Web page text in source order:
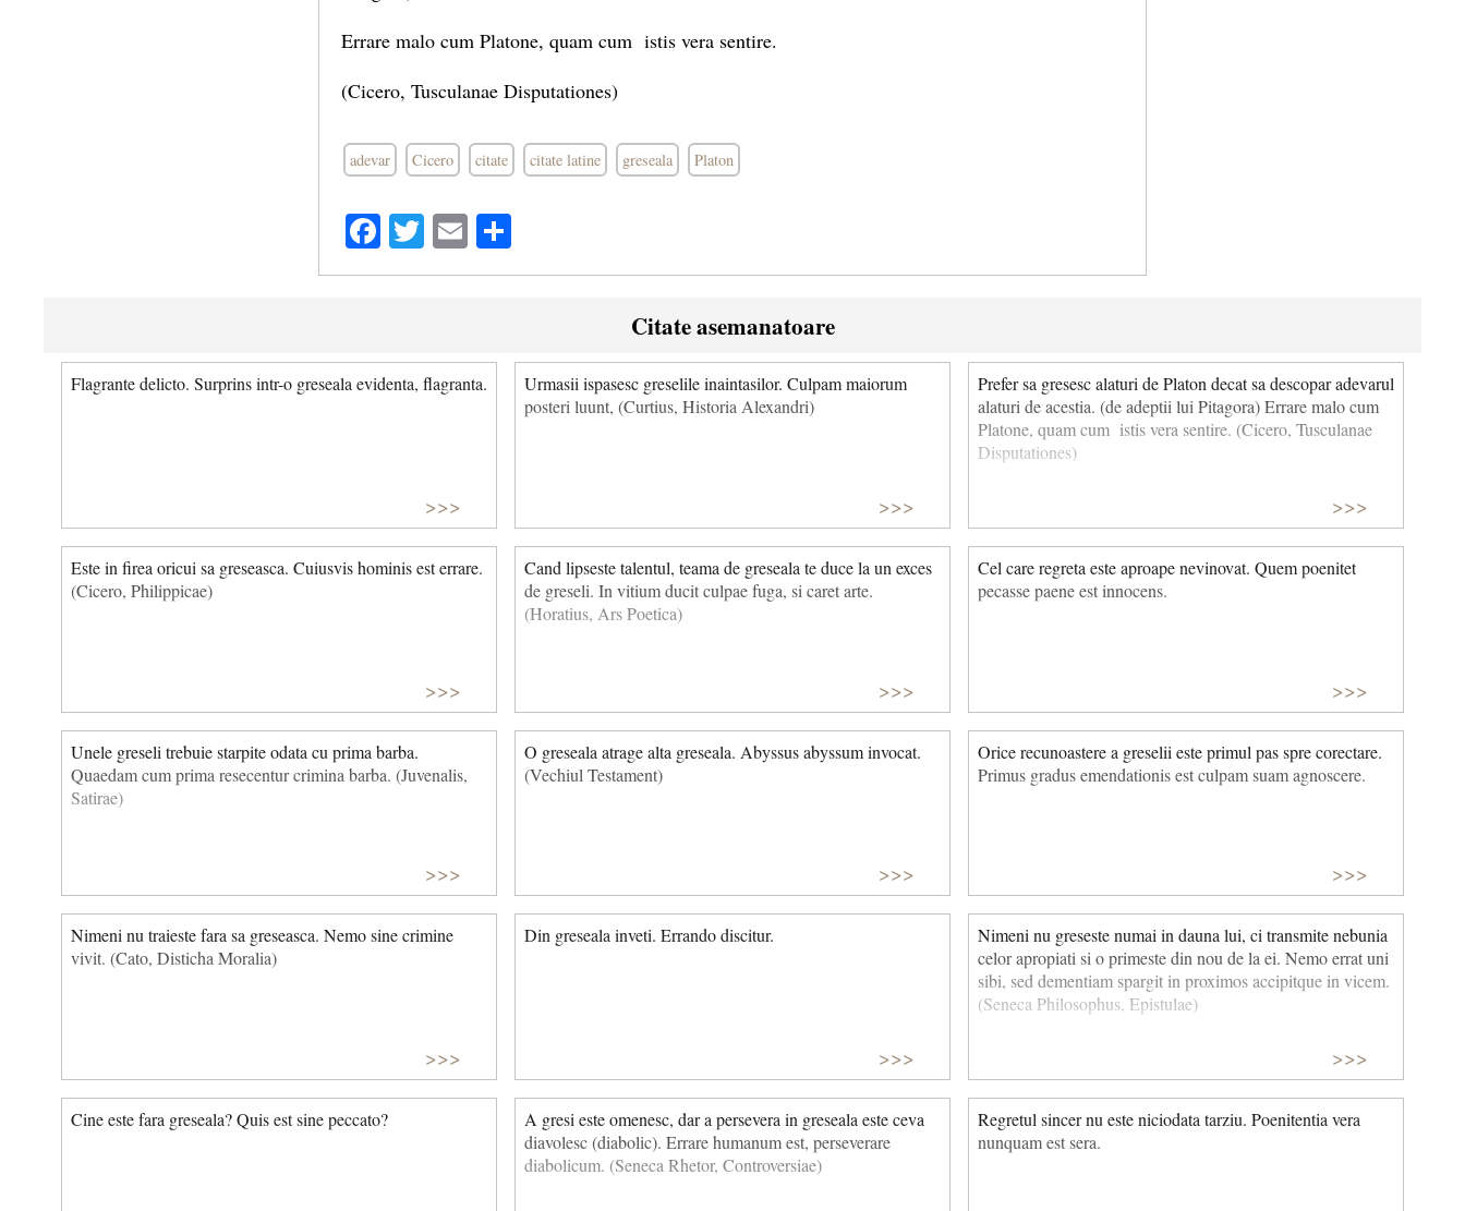
Errare malo cum Platone, quam cum istis vera sentire.
(Cicero, Tusculanae Disputationes)
adevar Cicero citate citate latine greseala Platon
Facebook
Twitter
Email
Citate asemanatoare
Flagrante delicto. Surprins intr-o greseala evidenta, flagranta.
>>>
Urmasii ispasesc greselile inaintasilor. Culpam maiorum
posteri luunt, (Curtius, Historia Alexandri)
>>>
Prefer sa gresesc alaturi de Platon decat sa descopar adevarul
alaturi de acestia. (de adeptii lui Pitagora) Errare malo cum
Platone, quam cum istis vera sentire. (Cicero, Tusculanae
Disputationes)
>>>
Este in firea oricui sa greseasca. Cuiusvis hominis est errare.
(Cicero, Philippicae)
>>>
Cand lipseste talentul, teama de greseala te duce la un exces
de greseli. In vitium ducit culpae fuga, si caret arte.
(Horatius, Ars Poetica)
>>>
Cel care regreta este aproape nevinovat. Quem poenitet
pecasse paene est innocens.
>>>
Unele greseli trebuie starpite odata cu prima barba.
Quaedam cum prima resecentur crimina barba. (Juvenalis,
Satirae)
>>>
O greseala atrage alta greseala. Abyssus abyssum invocat.
(Vechiul Testament)
>>>
Orice recunoastere a greselii este primul pas spre corectare.
Primus gradus emendationis est culpam suam agnoscere.
>>>
Nimeni nu traieste fara sa greseasca. Nemo sine crimine
vivit. (Cato, Disticha Moralia)
>>>
Din greseala inveti. Errando discitur.
>>>
Nimeni nu greseste numai in dauna lui, ci transmite nebunia
celor apropiati si o primeste din nou de la ei. Nemo errat uni
sibi, sed dementiam spargit in proximos accipitque in vicem.
(Seneca Philosophus, Epistulae)
>>>
Cine este fara greseala? Quis est sine peccato?
A gresi este omenesc, dar a persevera in greseala este ceva
diavolesc (diabolic). Errare humanum est, perseverare
diabolicum. (Seneca Rhetor, Controversiae)
Regretul sincer nu este niciodata tarziu. Poenitentia vera
nunquam est sera.